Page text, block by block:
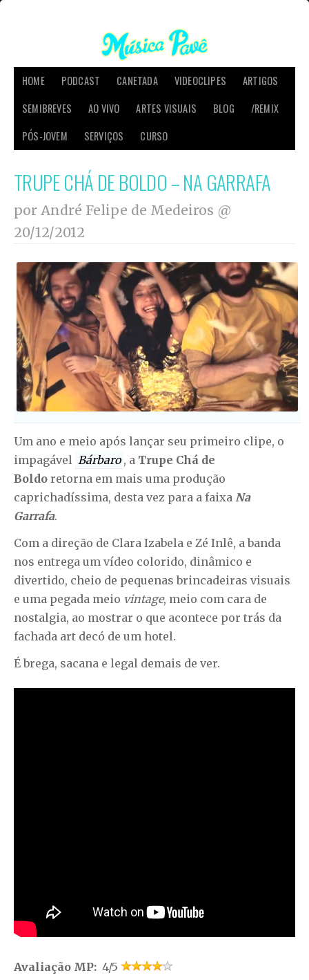
HOME PODCAST CANETADA VIDEOCLIPES
ARTIGOS
SEMIBREVES
AO VIVO ARTES VISUAIS BLOG
/REMIX
PÓS-JOVEM
SERVIÇOS CURSO
TRUPE CHÁ DE BOLDO – NA GARRAFA
por André Felipe de Medeiros @
20/12/2012
Um ano e meio após lançar seu primeiro clipe, o
impagável Bárbaro , a Trupe Chá de
Boldo retorna em mais uma produção
caprichadíssima, desta vez para a faixa Na
Garrafa.
Com a direção de Clara Izabela e Zé Inlê, a banda
nos entrega um vídeo colorido, dinâmico e
divertido, cheio de pequenas brincadeiras visuais
e uma pegada meio vintage, meio com cara de
nostalgia, ao mostrar o que acontece por trás da
fachada art decó de um hotel.
É brega, sacana e legal demais de ver.
Avaliação MP: 4/5